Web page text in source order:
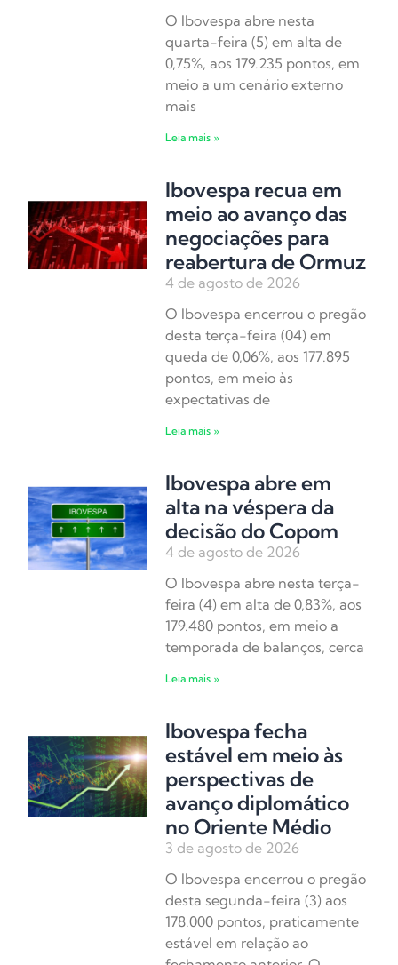
O Ibovespa abre nesta
quarta-feira (5) em alta de
0,75%, aos 179.235 pontos, em
meio a um cenário externo
mais
Leia mais »
Ibovespa recua em
meio ao avanço das
negociações para
reabertura de Ormuz
4 de agosto de 2026
O Ibovespa encerrou o pregão
desta terça-feira (04) em
queda de 0,06%, aos 177.895
pontos, em meio às
expectativas de
Leia mais »
Ibovespa abre em
alta na véspera da
decisão do Copom
4 de agosto de 2026
O Ibovespa abre nesta terça-
feira (4) em alta de 0,83%, aos
179.480 pontos, em meio a
temporada de balanços, cerca
Leia mais »
Ibovespa fecha
estável em meio às
perspectivas de
avanço diplomático
no Oriente Médio
3 de agosto de 2026
O Ibovespa encerrou o pregão
desta segunda-feira (3) aos
178.000 pontos, praticamente
estável em relação ao